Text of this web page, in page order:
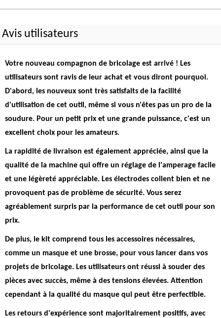
Avis utilisateurs
Votre nouveau compagnon de bricolage est arrivé ! Les
utilisateurs sont ravis de leur achat et vous diront pourquoi.
D'abord, les nouveux sont très satisfaits de la facilité
d'utilisation de cet outil, même si vous n'êtes pas un pro de la
soudure. Pour un petit prix et une grande puissance, c'est un
excellent choix pour les amateurs.
La rapidité de livraison est également appréciée, ainsi que la
qualité de la machine qui offre un réglage de l'amperage facile
et une légèreté appréciable. Les électrodes collent bien et ne
provoquent pas de problème de sécurité. Vous serez
agréablement surpris par la performance de cet outil pour son
prix.
De plus, le kit comprend tous les accessoires nécessaires,
comme un masque et une brosse, pour vous lancer dans vos
projets de bricolage. Les utilisateurs ont réussi à souder des
pièces avec succès, même à des tensions élevées. Attention
cependant à la qualité du masque qui peut être perfectible.
Les retours d'expérience sont majoritairement positifs, avec